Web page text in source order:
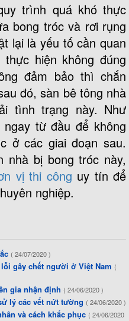
trình quá khó thực
bong tróc và rơi rụng
lại là yếu tố cần quan
hiện không đúng
đảm bảo thì chắn
đó, sàn bê tông nhà
tình trạng này. Như
từ đầu để không
ở các giai đoạn sau.
nhà bị bong tróc này,
vị thi công uy tín để
nghiệp.
( 24/07/2020 )
gây chết người ở Việt Nam (
gia nhận định ( 24/06/2020 )
lý các vết nứt tường ( 24/06/2020 )
và cách khắc phục ( 24/06/2020